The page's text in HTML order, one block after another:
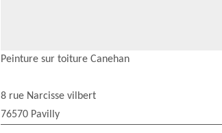
Peinture sur toiture Canehan
8 rue Narcisse vilbert
76570 Pavilly